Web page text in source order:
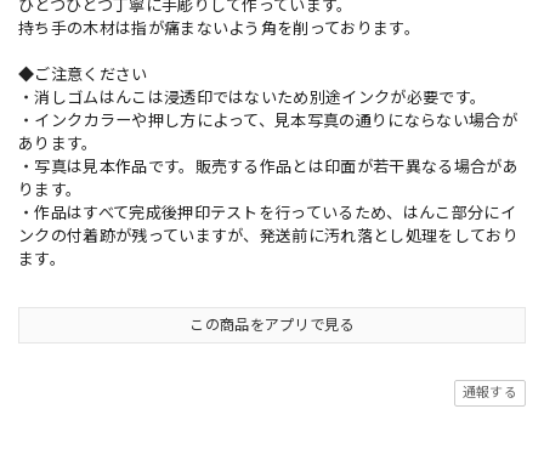
ひとつひとつ丁寧に手彫りして作っています。
持ち手の木材は指が痛まないよう角を削っております。
◆ご注意ください
・消しゴムはんこは浸透印ではないため別途インクが必要です。
・インクカラーや押し方によって、見本写真の通りにならない場合が
あります。
・写真は見本作品です。販売する作品とは印面が若干異なる場合があ
ります。
・作品はすべて完成後押印テストを行っているため、はんこ部分にイ
ンクの付着跡が残っていますが、発送前に汚れ落とし処理をしており
ます。
この商品をアプリで見る
通報する